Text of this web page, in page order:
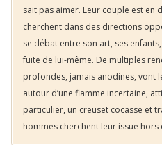
sait pas aimer. Leur couple est en
cherchent dans des directions
se débat entre son art, ses
fuite de lui-même. De multiples
profondes, jamais anodines, vont
autour d’une flamme incertaine,
particulier, un creuset cocasse et
hommes cherchent leur issue hors